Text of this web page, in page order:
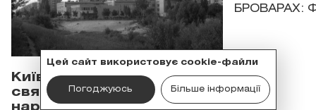
Київська Оболонь
святкує День
народження: історія
БРОВАРАХ:
Цей сайт використовує cookie-файли
Погоджуюсь Більше інформації